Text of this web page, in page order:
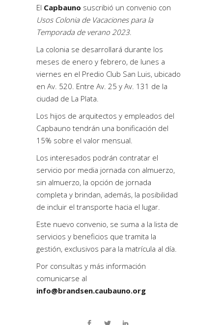
El Capbauno suscribió un convenio con
Usos Colonia de Vacaciones para la
Temporada de verano 2023.
La colonia se desarrollará durante los
meses de enero y febrero, de lunes a
viernes en el Predio Club San Luis, ubicado
en Av. 520. Entre Av. 25 y Av. 131 de la
ciudad de La Plata.
Los hijos de arquitectos y empleados del
Capbauno tendrán una bonificación del
15% sobre el valor mensual
Los interesados podrán contratar el
servicio por media jornada con almuerzo,
sin almuerzo, la opción de jornada
completa y brindan, además, la posibilidad
de incluir el transporte hacia el lugar.
Este nuevo convenio, se suma a la lista de
servicios y beneficios que tramita la
gestión, exclusivos para la matrícula al día.
Por consultas y más información
comunicarse al
info@brandsen.caubauno.org